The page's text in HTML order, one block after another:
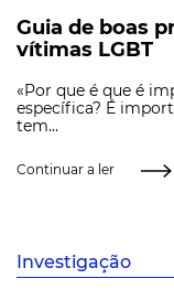
Guia de boas
vítimas LGBT
«Por que é que é
específica? É
tem...
Continuar a ler
Investigação